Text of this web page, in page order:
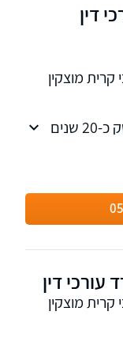
דין
קרית מוצקין
משרד עורכי דין ונוטריון חגי אורגד עוסק כ-20 שנים
צוואות,
ונדל"ן.
דין
קרית מוצקין